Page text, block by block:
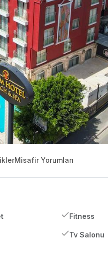
Misafir Yorumları
Fitness
Tv Salonu